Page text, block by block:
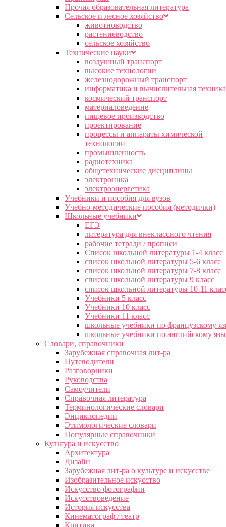
Прочая образовательная литература
Сельское и лесное хозяйство
животноводство
растениеводство
сельское хозяйство
Технические науки
воздушный транспорт
высокие технологии
железнодорожный транспорт
информатика и вычислительная техника
космический транспорт
материаловедение
пищевое производство
проектирование
процессы и аппараты химической
технологии
промышленность
радиотехника
общетехнические дисциплины
электроника
электроэнергетика
Учебники и пособия для вузов
Учебно-методические пособия (методички)
Школьные учебники
ЕГЭ
литература для внеклассного чтения
рабочие тетради / прописи
Список школьной литературы 1-4 класс
список школьной литературы 5-6 класс
список школьной литературы 7-8 класс
список школьной литературы 9 класс
список школьной литературы 10-11
Учебники 5 класс
Учебники 10 класс
Учебники 11 класс
школьные учебники по французскому
школьные учебники по английскому
Словари, справочники
Зарубежная справочная лит-ра
Путеводители
Разговорники
Руководства
Самоучители
Справочная литература
Терминологические словари
Энциклопедии
Этимологические словари
Популярные справочники
Культура и искусство
Архитектура
Дизайн
Зарубежная лит-ра о культуре и искусстве
Изобразительное искусство
Искусство фотографии
Искусствоведение
История искусства
Кинематограф / театр
Критика